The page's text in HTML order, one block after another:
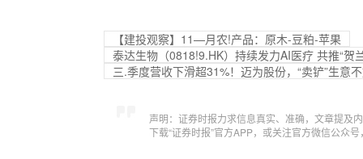
【建投观察】11—月农!产品：原木-豆粕-苹果
泰达生物（0818!9.HK）持续发力AI医疗 共推“贺
三.季度营收下滑超31%！迈为股份，“卖铲”生意
声明：证券时报力求信息真实、准确，文章提及
下载“证券时报”官方APP，或关注官方微信公众